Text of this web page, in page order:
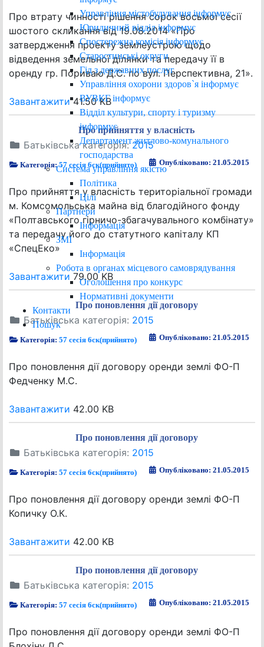
Управління містобудування інформує
Юридичний відділ інформує
Спостережна комісія інформує
Старостинські округи
Гід з державних послуг
Управління охорони здоров`я інформує
ВУВКГ інформує
Відділ культури, спорту і туризму
інформує
Департамент житлово-комунального
господарства
Система управління якістю
Політика
Цілі
Партнери
Інформація
ЗМІ
Інформація
Робота в органах місцевого самоврядування
Оголошення про конкурс
Нормативні документи
Контакти
Пошук
Про втрату чинності рішення сорок восьмої сесії
шостого скликання від 19.08.2014 «Про
затвердження проекту землеустрою щодо
відведення земельної ділянки та передачу її в
оренду гр. Пориваю Д.С. по вул. Перспективна, 21».
Завантажити41.50 KB
Про прийняття у власність
Батьківська категорія:2015
Категорія:57 сесія 6ск(прийнято) Опубліковано: 21.05.2015
Про прийняття у власність територіальної громади
м. Комсомольська майна від благодійного фонду
«Полтавського гірничо-збагачувального комбінату»
та передачу його до статутного капіталу КП
«СпецЕко»
Завантажити 79.00 KB
Про поновлення дії договору
Батьківська категорія: 2015
Категорія:57 сесія 6ск(прийнято) Опубліковано: 21.05.2015
Про поновлення дії договору оренди землі ФО-П
Федченку М.С.
Завантажити 42.00 KB
Про поновлення дії договору
Батьківська категорія: 2015
Категорія:57 сесія 6ск(прийнято) Опубліковано: 21.05.2015
Про поновлення дії договору оренди землі ФО-П
Копичку О.К.
Завантажити 42.00 KB
Про поновлення дії договору
Батьківська категорія: 2015
Категорія:57 сесія 6ск(прийнято) Опубліковано: 21.05.2015
Про поновлення дії договору оренди землі ФО-П